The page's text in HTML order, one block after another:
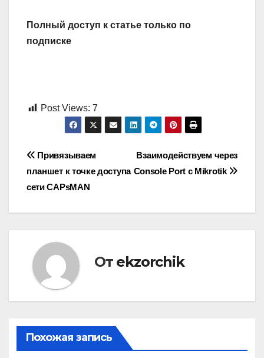
Полный доступ к статье только по
подписке
Post Views: 7
Навигация
по
записям
Взаимодействуем через
Console Port с Mikrotik
Привязываем
планшет к точке доступа
сети CAPsMAN
От ekzorchik
Похожая запись